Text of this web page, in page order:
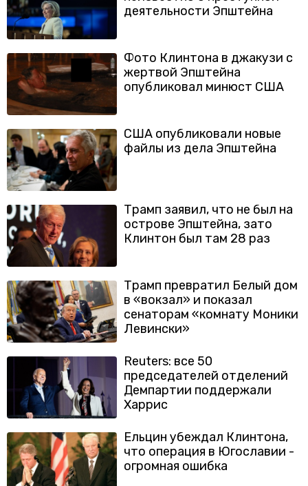
деятельности Эпштейна
Фото Клинтона в джакузи с
жертвой Эпштейна
опубликовал минюст США
США опубликовали новые
файлы из дела Эпштейна
Трамп заявил, что не был на
острове Эпштейна, зато
Клинтон был там 28 раз
Трамп превратил Белый дом
в «вокзал» и показал
сенаторам «комнату Моники
Левински»
Reuters: все 50
председателей отделений
Демпартии поддержали
Харрис
Ельцин убеждал Клинтона,
что операция в Югославии -
огромная ошибка